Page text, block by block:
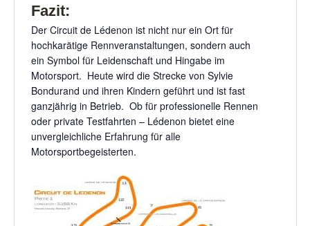
Fazit:
Der Circuit de Lédenon ist nicht nur ein Ort für
hochkarätige Rennveranstaltungen, sondern auch
ein Symbol für Leidenschaft und Hingabe im
Motorsport. Heute wird die Strecke von Sylvie
Bondurand und ihren Kindern geführt und ist fast
ganzjährig in Betrieb. Ob für professionelle Rennen
oder private Testfahrten – Lédenon bietet eine
unvergleichliche Erfahrung für alle
Motorsportbegeisterten.